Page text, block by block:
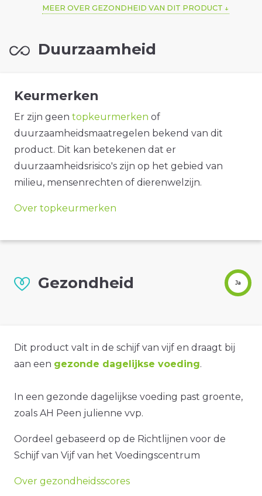
MEER OVER GEZONDHEID VAN DIT PRODUCT
Duurzaamheid
Keurmerken
Er zijn geen topkeurmerken of
duurzaamheidsmaatregelen bekend van dit
product. Dit kan betekenen dat er
duurzaamheidsrisico's zijn op het gebied van
milieu, mensenrechten of dierenwelzijn.
Over topkeurmerken
Gezondheid Ja
Dit product valt in de schijf van vijf en draagt bij
aan een gezonde dagelijkse voeding.
In een gezonde dagelijkse voeding past groente,
zoals AH Peen julienne vvp.
Oordeel gebaseerd op de Richtlijnen voor de
Schijf van Vijf van het Voedingscentrum
Over gezondheidsscores